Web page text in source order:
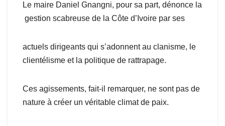
Le maire Daniel Gnangni, pour sa part, dénonce la
gestion scabreuse de la Côte d’Ivoire par ses
actuels dirigeants qui s’adonnent au clanisme, le
clientélisme et la politique de rattrapage.
Ces agissements, fait-il remarquer, ne sont pas de
nature à créer un véritable climat de paix.